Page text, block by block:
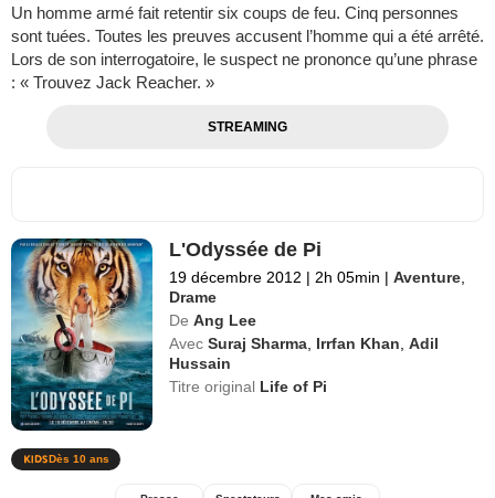
Un homme armé fait retentir six coups de feu. Cinq personnes
sont tuées. Toutes les preuves accusent l’homme qui a été arrêté.
Lors de son interrogatoire, le suspect ne prononce qu’une phrase
: « Trouvez Jack Reacher. »
STREAMING
L'Odyssée de Pi
19 décembre 2012 | 2h 05min | Aventure,
Drame
De Ang Lee
Avec Suraj Sharma, Irrfan Khan,Adil
Hussain
Titre original Life of Pi
Dès 10 ans